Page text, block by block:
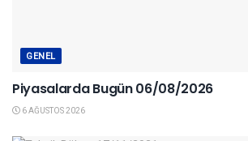
GENEL
Piyasalarda Bugün 06/08/2026
6 AĞUSTOS 2026